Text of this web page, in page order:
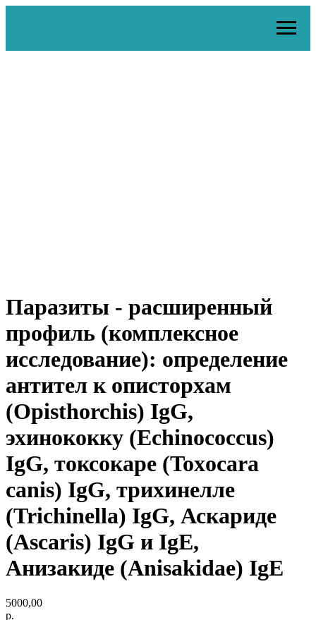
Паразиты - расширенный
профиль (комплексное
исследование): определение
антител к описторхам
(Opisthorchis) IgG,
эхинококку (Echinococcus)
IgG, токсокаре (Toxocara
canis) IgG, трихинелле
(Trichinella) IgG, Аскариде
(Ascaris) IgG и IgE,
Анизакиде (Anisakidae) IgE
5000,00
р.